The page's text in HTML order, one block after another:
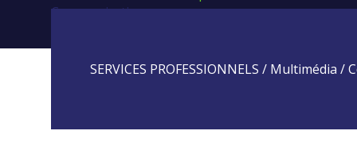
Communications
SERVICES PROFESSIONNELS / Multimédia /